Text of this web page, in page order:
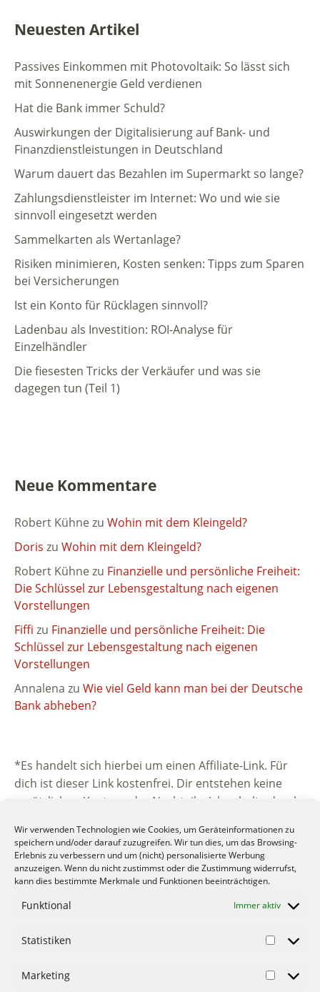
Wir verwenden Technologien wie Cookies, um Geräteinformationen zu
speichern und/oder darauf zuzugreifen. Wir tun dies, um das Browsing-
Erlebnis zu verbessern und um (nicht) personalisierte Werbung
anzuzeigen. Wenn du nicht zustimmst oder die Zustimmung widerrufst,
kann dies bestimmte Merkmale und Funktionen beeinträchtigen.
Funktional Immer aktiv
Statistiken
Marketing
Neuesten Artikel
Passives Einkommen mit Photovoltaik: So lässt sich
mit Sonnenenergie Geld verdienen
Hat die Bank immer Schuld?
Auswirkungen der Digitalisierung auf Bank- und
Finanzdienstleistungen in Deutschland
Warum dauert das Bezahlen im Supermarkt so lange?
Zahlungsdienstleister im Internet: Wo und wie sie
sinnvoll eingesetzt werden
Sammelkarten als Wertanlage?
Risiken minimieren, Kosten senken: Tipps zum Sparen
bei Versicherungen
Ist ein Konto für Rücklagen sinnvoll?
Ladenbau als Investition: ROI-Analyse für
Einzelhändler
Die fiesesten Tricks der Verkäufer und was sie
dagegen tun (Teil 1)
Neue Kommentare
Robert Kühnezu Wohin mit dem Kleingeld?
Doris zu Wohin mit dem Kleingeld?
Robert Kühnezu Finanzielle und persönliche Freiheit:
Die Schlüssel zur Lebensgestaltung nach eigenen
Vorstellungen
Fiffi zu Finanzielle und persönliche Freiheit: Die
Schlüssel zur Lebensgestaltung nach eigenen
Vorstellungen
Annalena zu Wie viel Geld kann man bei der Deutsche
Bank abheben?
*Es handelt sich hierbei um einen Affiliate-Link. Für
dich ist dieser Link kostenfrei. Dir entstehen keine
zusätzlichen Kosten oder Nachteile. Ich erhalte durch
beworbenen Unternehmen. Vielen Dank für deine
Unterstützung.
© 2012-2022 Mein-Geld-Blog.de der Geld Blog.